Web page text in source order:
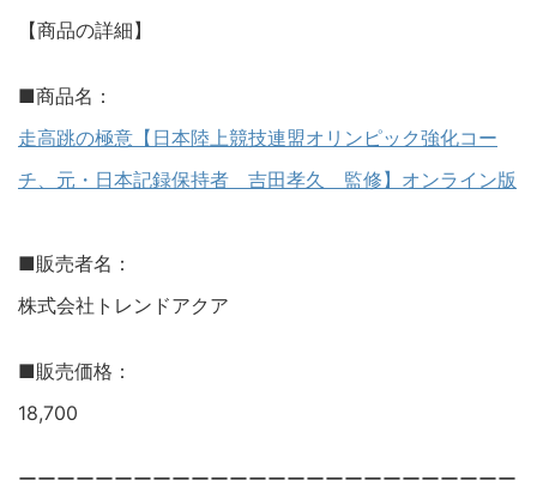
【商品の詳細】
■商品名：
走高跳の極意【日本陸上競技連盟オリンピック強化コー
チ、元・日本記録保持者 吉田孝久 監修】オンライン版
■販売者名：
株式会社トレンドアクア
■販売価格：
18,700
ーーーーーーーーーーーーーーーーーーーーーーーーーー